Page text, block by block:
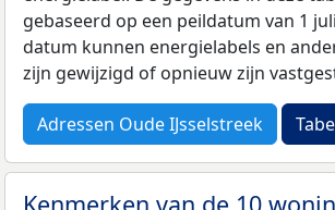
gebaseerd op een peildatum van 1
datum kunnen energielabels en
zijn gewijzigd of opnieuw zijn
Adressen Oude IJsselstreek